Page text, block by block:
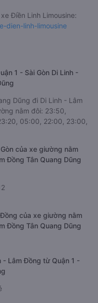
Điền Linh Limousine:
dien-linh-limousine
1 - Sài Gòn Di Linh -
Dũng đi Di Linh - Lâm
nằm đôi: 23:50,
05:00, 22:00, 23:00,
của xe giường nằm
Đồng Tân Quang Dũng
của xe giường nằm
Đồng Tân Quang Dũng
- Lâm Đồng từ Quận 1 -